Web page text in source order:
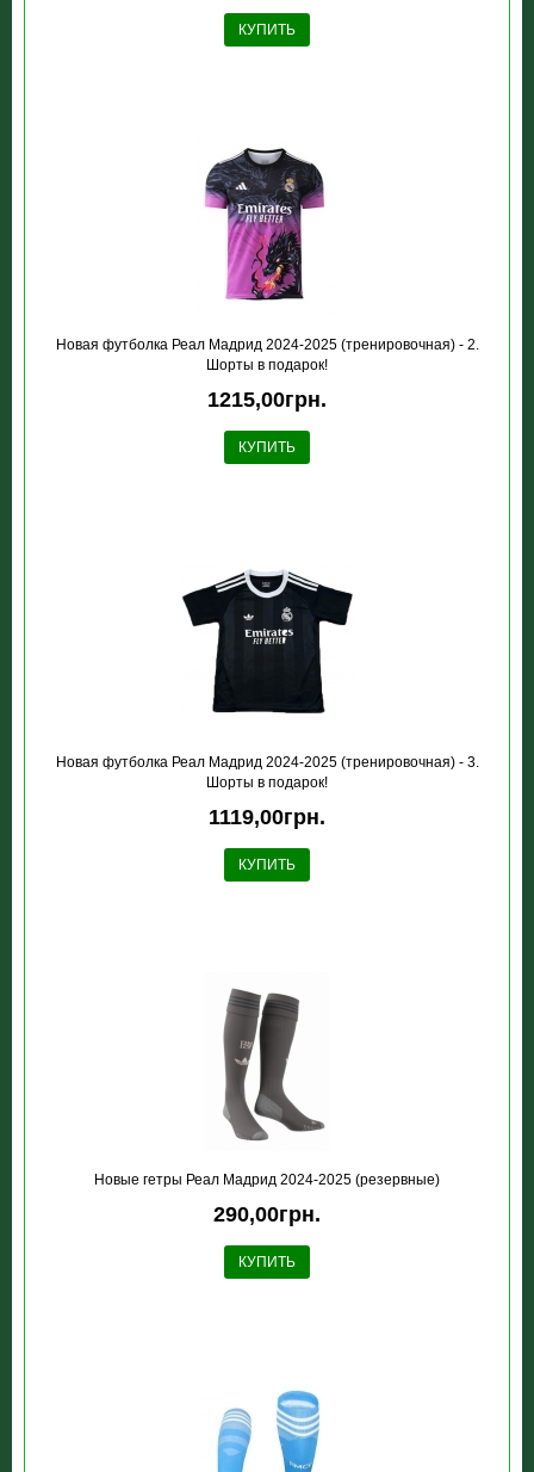
КУПИТЬ
Новая футболка Реал Мадрид 2024-2025 (тренировочная) - 2.
Шорты в подарок!
1215,00грн.
КУПИТЬ
Новая футболка Реал Мадрид 2024-2025 (тренировочная) - 3.
Шорты в подарок!
1119,00грн.
КУПИТЬ
Новые гетры Реал Мадрид 2024-2025 (резервные)
290,00грн.
КУПИТЬ